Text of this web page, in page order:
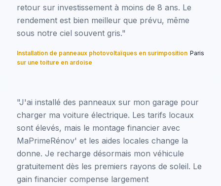
retour sur investissement à moins de 8 ans. Le
rendement est bien meilleur que prévu, même
sous notre ciel souvent gris."
Installation de panneaux photovoltaïques en surimposition
sur une toiture en ardoise
Paris
"J'ai installé des panneaux sur mon garage pour
charger ma voiture électrique. Les tarifs locaux
sont élevés, mais le montage financier avec
MaPrimeRénov' et les aides locales change la
donne. Je recharge désormais mon véhicule
gratuitement dès les premiers rayons de soleil. Le
gain financier compense largement